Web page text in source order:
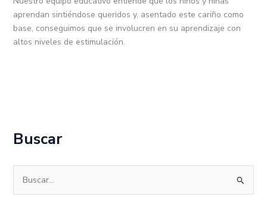
aprendan sintiéndose queridos y, asentado este cariño como
base, conseguimos que se involucren en su aprendizaje con
altos niveles de estimulación.
Buscar